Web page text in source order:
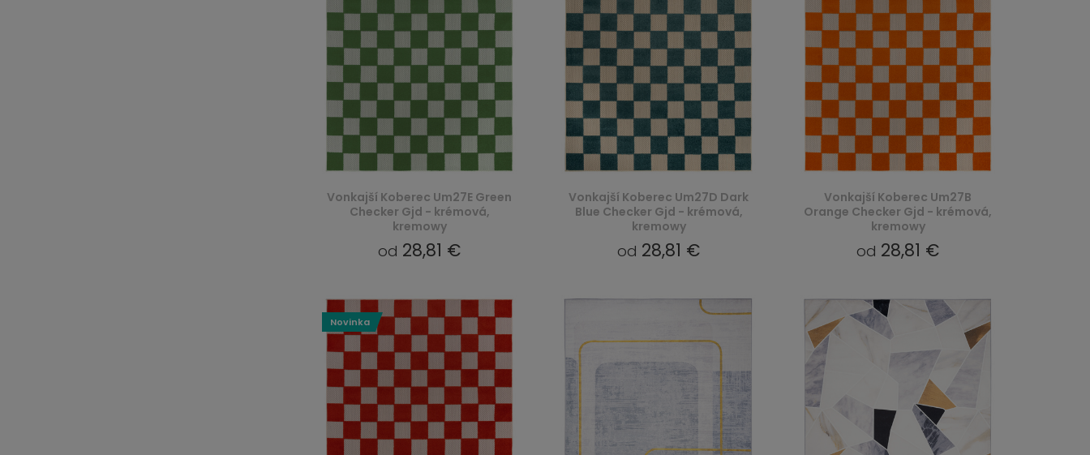
Vonkajší Koberec Um27E Green
Checker Gjd - krémová,
kremowy
od 28,81 €
Vonkajší Koberec Um27D Dark
Blue Checker Gjd - krémová,
kremowy
od 28,81 €
Vonkajší Koberec Um27B
Orange Checker Gjd - krémová,
kremowy
od 28,81 €
Novinka